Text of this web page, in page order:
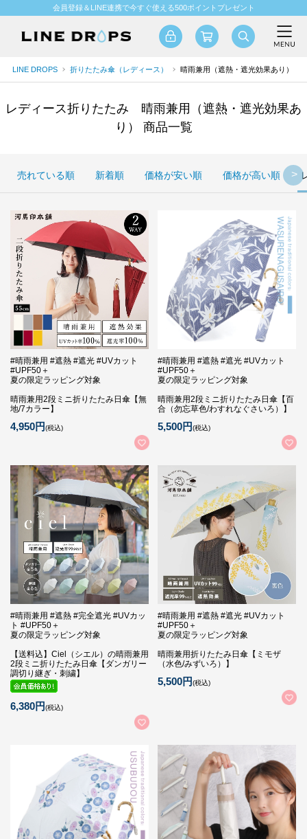
会員登録＆LINE連携で今すぐ使える500ポイントプレゼント
LINE DROPS 折りたたみ傘（レディース） 晴雨兼用（遮熱・遮光効果あり）
レディース折りたたみ 晴雨兼用（遮熱・遮光効果あ
り） 商品一覧
売れている順 新着順 価格が安い順 価格が高い順
#晴雨兼用 #遮熱 #遮光 #UVカット
#UPF50＋
夏の限定ラッピング対象
晴雨兼用2段ミニ折りたたみ日傘【無
地/7カラー】
4,950円(税込)
#晴雨兼用 #遮熱 #遮光 #UVカット
#UPF50＋
夏の限定ラッピング対象
晴雨兼用2段ミニ折りたたみ日傘【百
合（勿忘草色/わすれなぐさいろ）】
5,500円(税込)
#晴雨兼用 #遮熱 #完全遮光 #UVカッ
ト #UPF50＋
夏の限定ラッピング対象
【送料込】Ciel（シエル）の晴雨兼用
2段ミニ折りたたみ日傘【ダンガリー
調切り継ぎ・刺繍】
6,380円(税込)
#晴雨兼用 #遮熱 #遮光 #UVカット
#UPF50＋
夏の限定ラッピング対象
晴雨兼用折りたたみ日傘【ミモザ
（水色/みずいろ）】
5,500円(税込)